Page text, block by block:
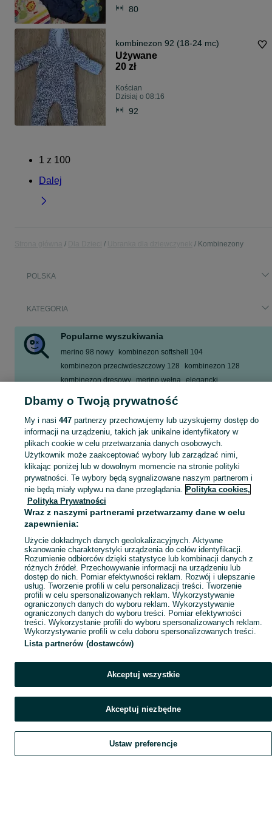
80
kombinezon 92 (18-24 mc)
Używane
20 zł
Kościan
Dzisiaj o 08:16
92
1 z 100
Dalej
Kombinezony
POLSKA
KATEGORIA
Popularne wyszukiwania
merino 98 nowy
kombinezon softshell 104
kombinezon przeciwdeszczowy 128
kombinezon 128
kombinezon dresowy merino wełna elegancki
garnitur dla dziewczynki ,spodnie dzwony dla dziewczynki,strój
Mapa kategorii
Mapa miejscowości
Mapa ministron
Popularne wyszukiwania
Szukaj Obserwujesz Dodaj Czat Konto
Dbamy o Twoją prywatność
My i nasi 447partnerzy przechowujemy lub uzyskujemy dostęp do
informacji na urządzeniu, takich jak unikalne identyfikatory w
plikach cookie w celu przetwarzania danych osobowych.
Użytkownik może zaakceptować wybory lub zarządzać nimi,
klikając poniżej lub w dowolnym momencie na stronie polityki
prywatności. Te wybory będą sygnalizowane naszym partnerom i
nie będą miały wpływu na dane przeglądania. Polityka cookies,
Polityka Prywatności
Wraz z naszymi partnerami przetwarzamy dane w celu
zapewnienia:
Użycie dokładnych danych geolokalizacyjnych. Aktywne
skanowanie charakterystyki urządzenia do celów identyfikacji.
Rozumienie odbiorców dzięki statystyce lub kombinacji danych z
różnych źródeł. Przechowywanie informacji na urządzeniu lub
dostęp do nich. Pomiar efektywności reklam. Rozwój i ulepszanie
usług. Tworzenie profili w celu personalizacji treści. Tworzenie
profili w celu spersonalizowanych reklam. Wykorzystywanie
ograniczonych danych do wyboru reklam. Wykorzystywanie
ograniczonych danych do wyboru treści. Pomiar efektywności
treści. Wykorzystanie profili do wyboru spersonalizowanych reklam.
Wykorzystywanie profili w celu doboru spersonalizowanych treści.
Lista partnerów (dostawców)
Akceptuj wszystkie
Akceptuj niezbędne
Ustaw preferencje